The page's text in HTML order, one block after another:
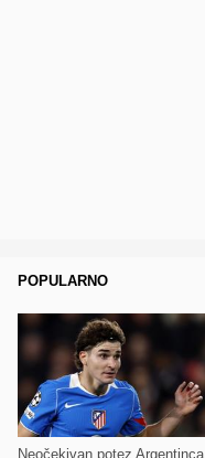
POPULARNO
Neočekivan potez Argentinca